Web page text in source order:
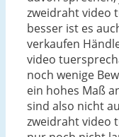
zweidraht video
besser ist es
verkaufen
video
noch wenige
ein hohes Maß
sind also nicht
zweidraht video